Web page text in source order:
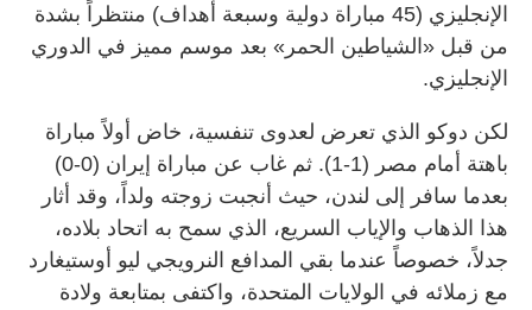
الإنجليزي (45 مباراة دولية وسبعة أهداف) منتظراً بشدة
من قبل «الشياطين الحمر» بعد موسم مميز في الدوري
الإنجليزي.
لكن دوكو الذي تعرض لعدوى تنفسية، خاض أولاً مباراة
باهتة أمام مصر (1-1). ثم غاب عن مباراة إيران (0-0)
بعدما سافر إلى لندن، حيث أنجبت زوجته ولداً، وقد أثار
هذا الذهاب والإياب السريع، الذي سمح به اتحاد بلاده،
جدلاً، خصوصاً عندما بقي المدافع النرويجي ليو أوستيغارد
مع زملائه في الولايات المتحدة، واكتفى بمتابعة ولادة